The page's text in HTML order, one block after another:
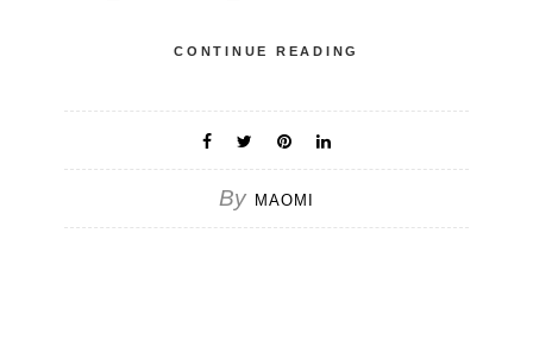
CONTINUE READING
By MAOMI